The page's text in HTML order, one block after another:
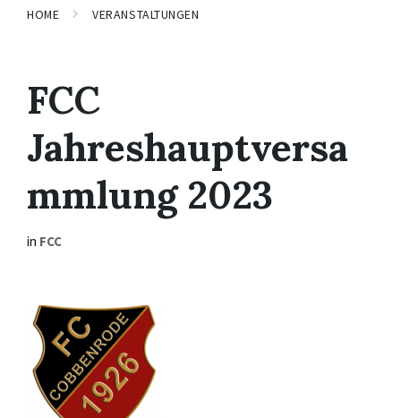
HOME VERANSTALTUNGEN
FCC
Jahreshauptversa
mmlung 2023
in FCC